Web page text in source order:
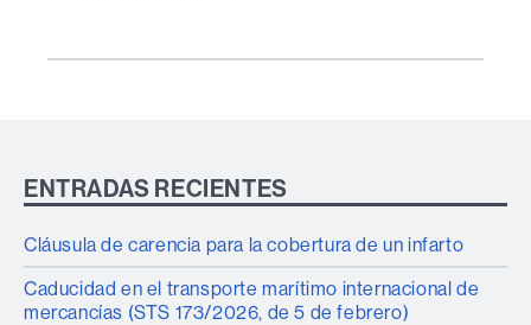
ENTRADAS RECIENTES
Cláusula de carencia para la cobertura de un infarto
Caducidad en el transporte marítimo internacional de
mercancías (STS 173/2026, de 5 de febrero)